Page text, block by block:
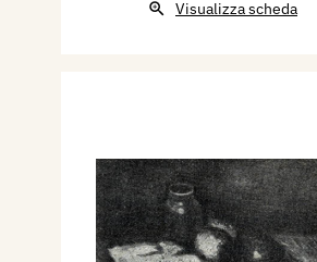
Visualizza scheda